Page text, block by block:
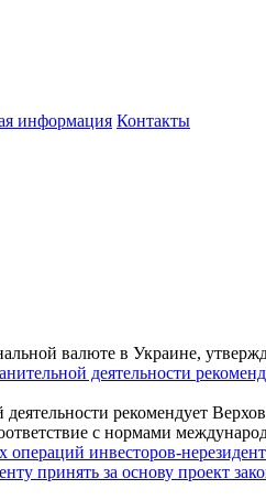
информация Контакты
валюте в Украине,
деятельности
рекомендует
с нормами
инвесторов-
принять за основу проект